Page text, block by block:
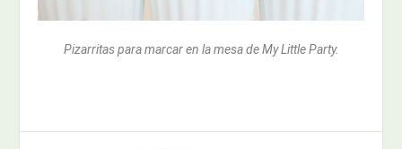
Pizarritas para marcar en la mesa de My Little Party.